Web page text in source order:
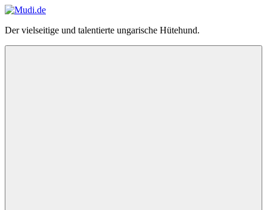
Zum
springen
Mudi.de
Der vielseitige und talentierte ungarische Hütehund.